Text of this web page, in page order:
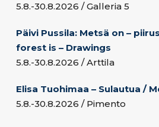
5.8.-30.8.2026 / Galleria 5
Päivi Pussila: Metsä on –
forest is – Drawings
5.8.-30.8.2026 / Arttila
Elisa Tuohimaa – Sulautua /
5.8.-30.8.2026 / Pimento